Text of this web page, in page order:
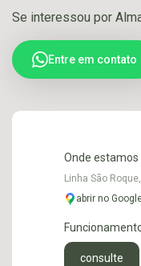
Se interessou por
Entre em contato
Onde estamos
Linha São
abrir no
consulte